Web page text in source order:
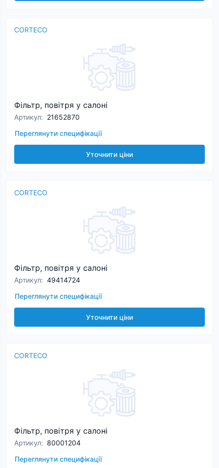
CORTECO
Фільтр, повітря у салоні
Артикул: 21652870
Переглянути специфікації
Уточнити ціни
CORTECO
Фільтр, повітря у салоні
Артикул: 49414724
Переглянути специфікації
Уточнити ціни
CORTECO
Фільтр, повітря у салоні
Артикул: 80001204
Переглянути специфікації